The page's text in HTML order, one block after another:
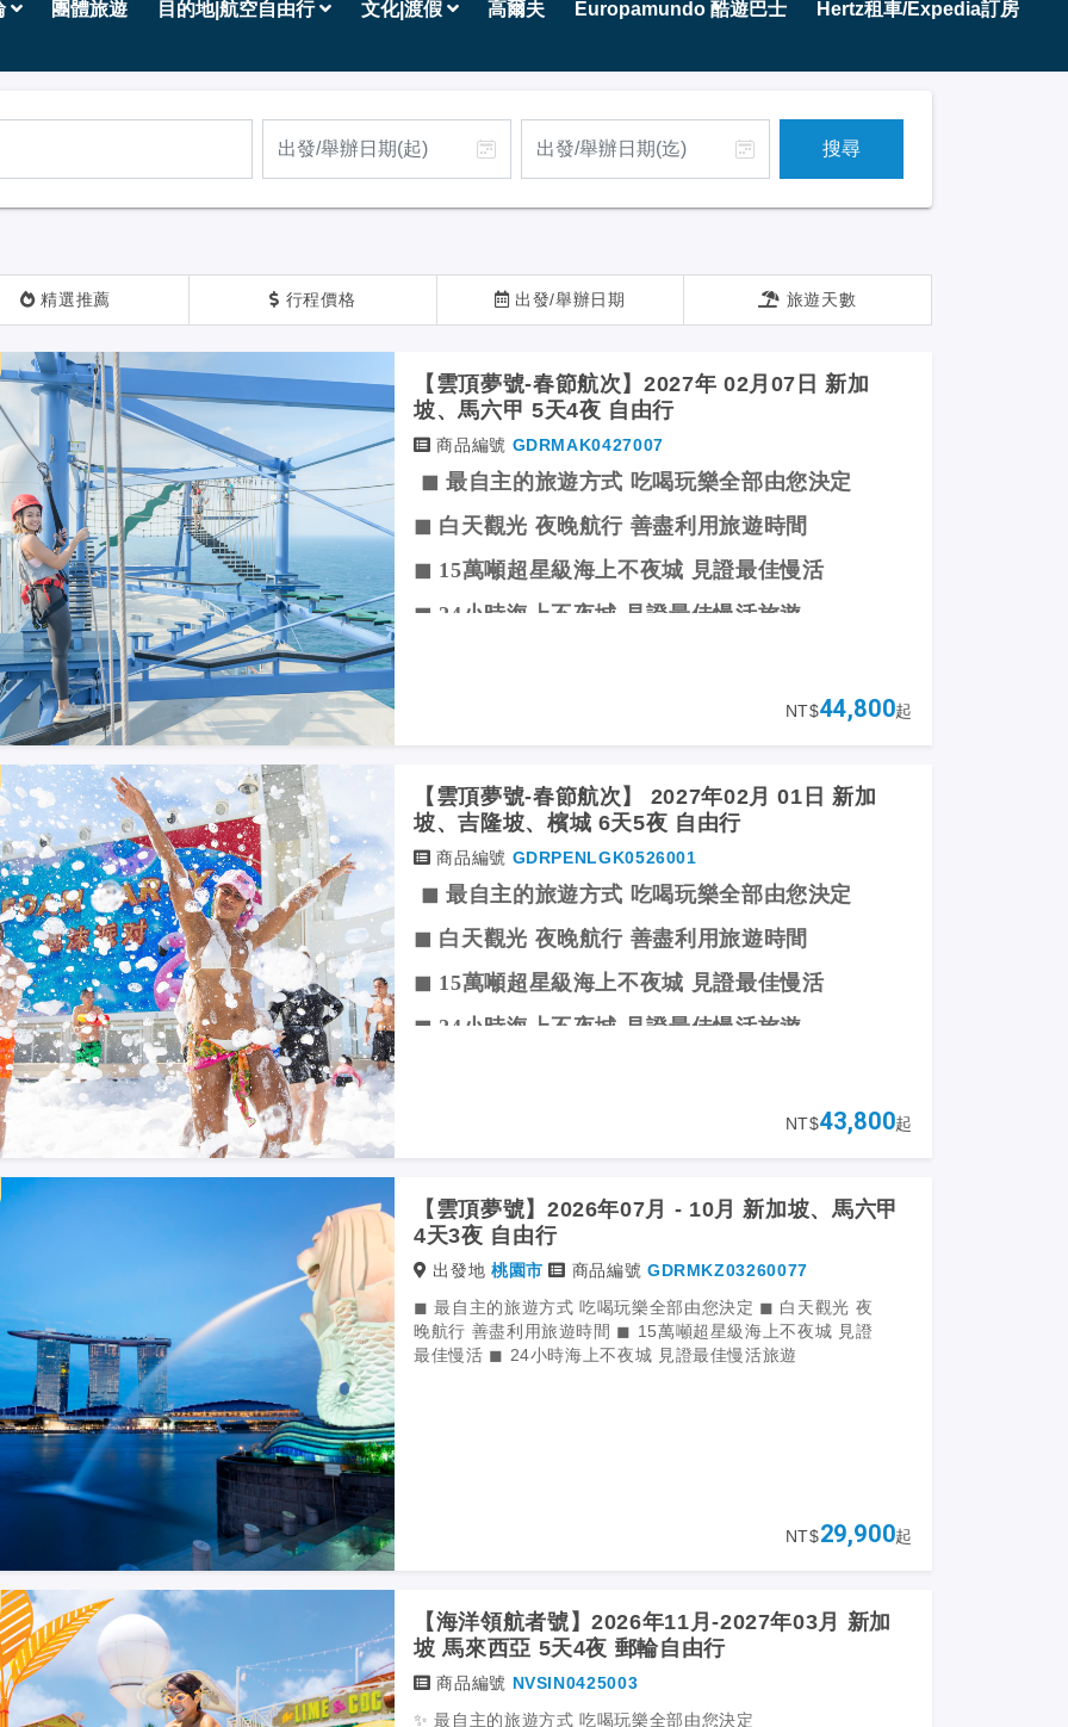
團體旅遊 目的地|航空自由行 文化|渡假 高爾夫 Europamundo 酷遊巴士 Hertz租車/Expedia訂房
搜尋
精選推薦 行程價格 出發/舉辦日期 旅遊天數
【雲頂夢號-春節航次】2027年 02月07日 新加
坡、馬六甲 5天4夜 自由行
商品編號 GDRMAK0427007
◼ 最自主的旅遊方式 吃喝玩樂全部由您決定
◼ 白天觀光 夜晚航行 善盡利用旅遊時間
◼ 15萬噸超星級海上不夜城 見證最佳慢活
◼ 24小時海上不夜城 見證最佳慢活旅遊
NT$44,800起
【雲頂夢號-春節航次】 2027年02月 01日 新加
坡、吉隆坡、檳城 6天5夜 自由行
商品編號 GDRPENLGK0526001
◼ 最自主的旅遊方式 吃喝玩樂全部由您決定
◼ 白天觀光 夜晚航行 善盡利用旅遊時間
◼ 15萬噸超星級海上不夜城 見證最佳慢活
◼ 24小時海上不夜城 見證最佳慢活旅遊
◼ 深度玩遍「郵輪+新加坡」顛覆想像極限
NT$43,800起
【雲頂夢號】2026年07月 - 10月 新加坡、馬六甲
4天3夜 自由行
出發地 桃園市 商品編號 GDRMKZ03260077
◼ 最自主的旅遊方式 吃喝玩樂全部由您決定 ◼ 白天觀光 夜
晚航行 善盡利用旅遊時間 ◼ 15萬噸超星級海上不夜城 見證
最佳慢活 ◼ 24小時海上不夜城 見證最佳慢活旅遊
NT$29,900起
【海洋領航者號】2026年11月-2027年03月 新加
坡 馬來西亞 5天4夜 郵輪自由行
商品編號 NVSIN0425003
✨ 最自主的旅遊方式 吃喝玩樂全部由您決定